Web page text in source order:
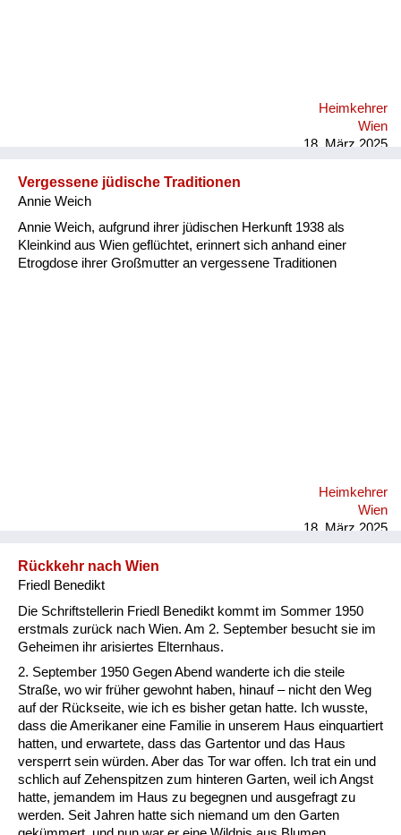
Heimkehrer
Wien
18. März 2025
Vergessene jüdische Traditionen
Annie Weich
Annie Weich, aufgrund ihrer jüdischen Herkunft 1938 als
Kleinkind aus Wien geflüchtet, erinnert sich anhand einer
Etrogdose ihrer Großmutter an vergessene Traditionen
Heimkehrer
Wien
18. März 2025
Rückkehr nach Wien
Friedl Benedikt
Die Schriftstellerin Friedl Benedikt kommt im Sommer 1950
erstmals zurück nach Wien. Am 2. September besucht sie im
Geheimen ihr arisiertes Elternhaus.
2. September 1950 Gegen Abend wanderte ich die steile
Straße, wo wir früher gewohnt haben, hinauf – nicht den Weg
auf der Rückseite, wie ich es bisher getan hatte. Ich wusste,
dass die Amerikaner eine Familie in unserem Haus einquartiert
hatten, und erwartete, dass das Gartentor und das Haus
versperrt sein würden. Aber das Tor war offen. Ich trat ein und
schlich auf Zehenspitzen zum hinteren Garten, weil ich Angst
hatte, jemandem im Haus zu begegnen und ausgefragt zu
werden. Seit Jahren hatte sich niemand um den Garten